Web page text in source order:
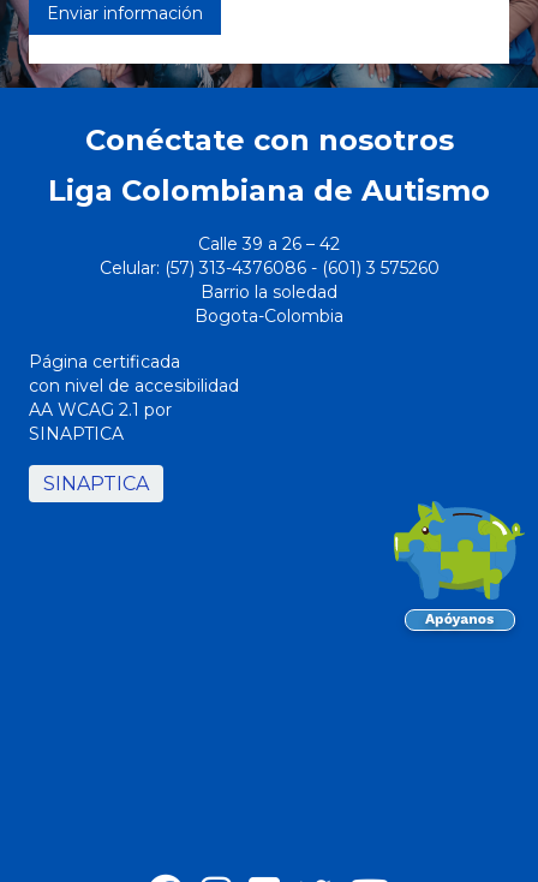
Enviar información
Conéctate con nosotros
Liga Colombiana de Autismo
Calle 39 a 26 – 42
Celular: (57) 313-4376086 - (601)3 575260
Barrio la soledad
Bogota-Colombia
Página certificada
con nivel de accesibilidad
AA WCAG 2.1 por
SINAPTICA
SINAPTICA